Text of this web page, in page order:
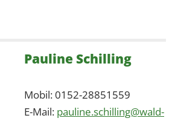
Pauline Schilling
Mobil: 0152-28851559
E-Mail: pauline.schilling@wald-